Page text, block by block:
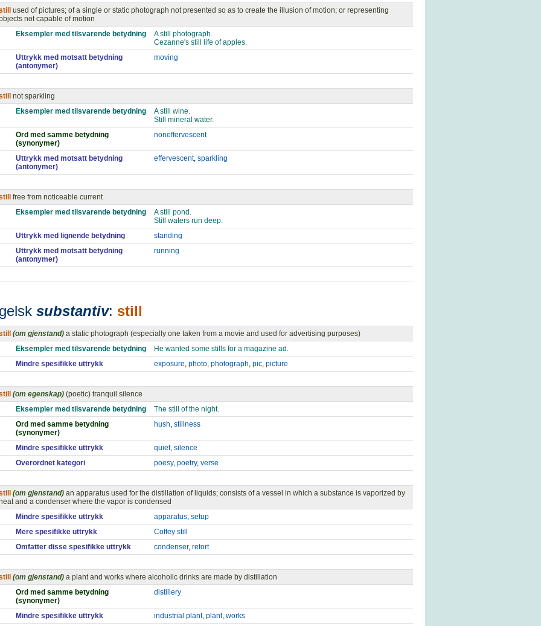
used of pictures; of a single or static photograph not presented so as to create the illusion of motion; or representing
not capable of motion
Eksempler med tilsvarende betydning
A still photograph.
Cezanne's still life of apples.
Uttrykk med motsatt betydning
(antonymer)
moving
not sparkling
Eksempler med tilsvarende betydning
A still wine.
Still mineral water.
Ord med samme betydning
(synonymer)
noneffervescent
Uttrykk med motsatt betydning
(antonymer)
effervescent, sparkling
free from noticeable current
Eksempler med tilsvarende betydning
A still pond.
Still waters run deep.
Uttrykk med lignende betydning
standing
Uttrykk med motsatt betydning
(antonymer)
running
substantiv: still
(om gjenstand) a static photograph (especially one taken from a movie and used for advertising purposes)
Eksempler med tilsvarende betydning
He wanted some stills for a magazine ad.
Mindre spesifikke uttrykk
exposure, photo, photograph, pic, picture
(om egenskap) (poetic) tranquil silence
Eksempler med tilsvarende betydning
The still of the night.
Ord med samme betydning
(synonymer)
hush, stillness
Mindre spesifikke uttrykk quiet, silence
Overordnet kategori
poesy, poetry, verse
(om gjenstand) an apparatus used for the distillation of liquids; consists of a vessel in which a substance is vaporized by
heat and a condenser where the vapor is condensed
Mindre spesifikke uttrykk
apparatus, setup
Mere spesifikke uttrykk
Coffey still
Omfatter disse spesifikke uttrykk
condenser, retort
(om gjenstand) a plant and works where alcoholic drinks are made by distillation
Ord med samme betydning
(synonymer)
distillery
Mindre spesifikke uttrykk industrial plant, plant, works